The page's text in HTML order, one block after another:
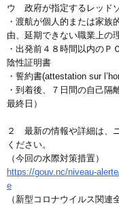
ウ 政府が指定するレッド
・渡航が個人的または家族
由、延期できない職業上の
・出発前４８時間以内のＰ
陰性証明書
・誓約書(attestation sur
・到着後、７日間の自己隔
最終日）
２ 最新の情報や詳細は、
ください。
（今回の水際対策措置）
https://gouv.nc/niveau-
e
（新型コロナウイルス関連